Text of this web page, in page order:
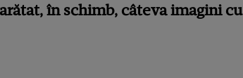
în schimb, câteva imagini cu